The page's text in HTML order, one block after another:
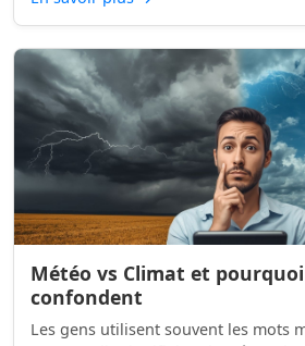
Météo vs Climat et
confondent
Les gens utilisent souvent les mots